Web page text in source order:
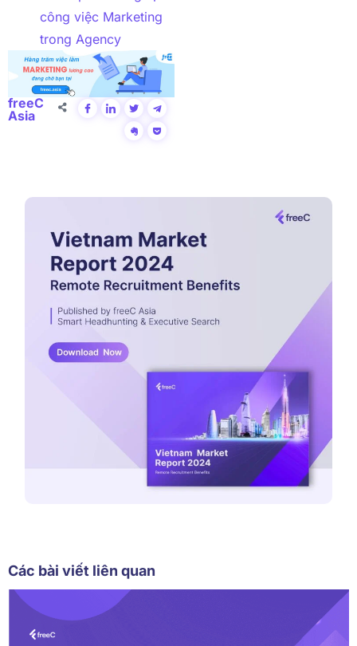
công việc Marketing
trong Agency
freeC
Asia
Các bài viết liên quan